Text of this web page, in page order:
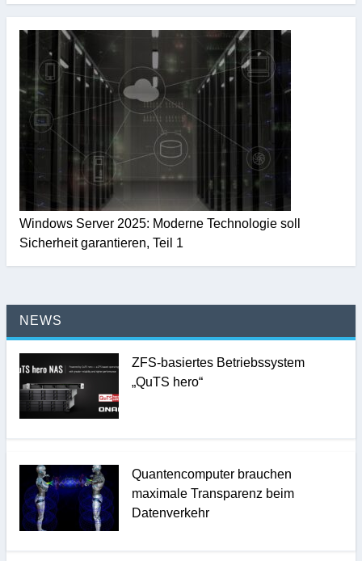
Windows Server 2025: Moderne Technologie soll
Sicherheit garantieren, Teil 1
NEWS
ZFS-basiertes Betriebssystem
„QuTS hero“
Quantencomputer brauchen
maximale Transparenz beim
Datenverkehr